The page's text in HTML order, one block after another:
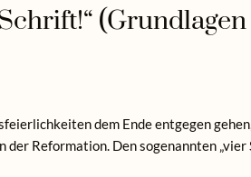
dem Ende entgegen
Reformation. Den sogenannten